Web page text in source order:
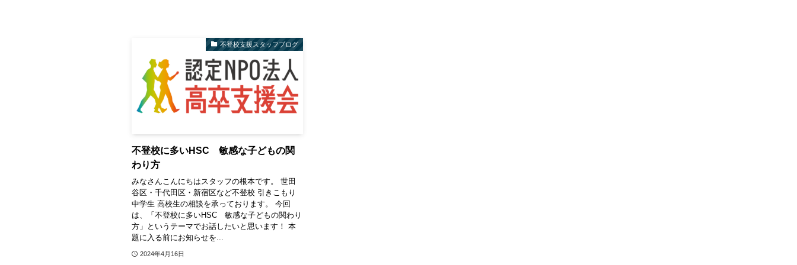
不登校支援スタッフブログ
不登校に多いHSC 敏感な子どもの関
わり方
みなさんこんにちはスタッフの根本です。 世田
谷区・千代田区・新宿区など不登校 引きこもり
中学生 高校生の相談を承っております。 今回
は、「不登校に多いHSC 敏感な子どもの関わり
方」というテーマでお話したいと思います！ 本
題に入る前にお知らせを...
2024年4月16日